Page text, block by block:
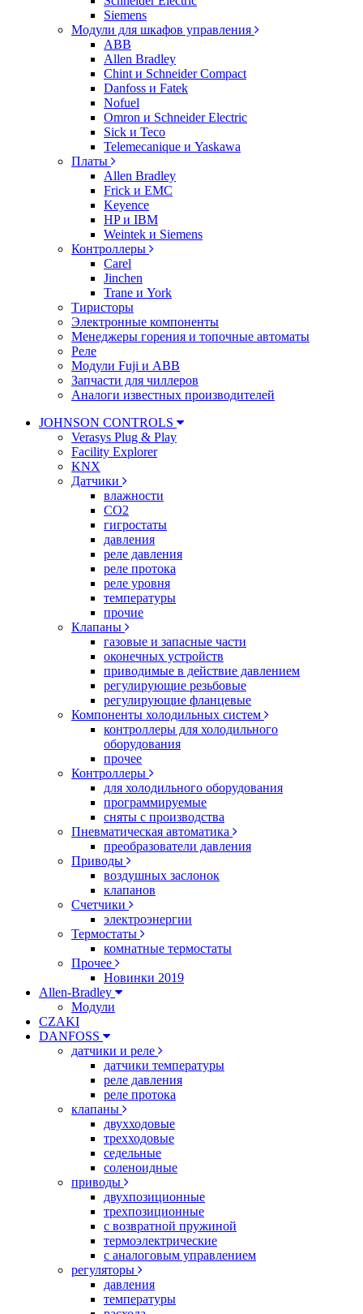
Siemens
Модули для шкафов управления
ABB
Allen Bradley
Chint и Schneider Compact
Danfoss и Fatek
Nofuel
Omron и Schneider Electric
Sick и Teco
Telemecanique и Yaskawa
Платы
Allen Bradley
Frick и EMC
Keyence
HP и IBM
Weintek и Siemens
Контроллеры
Carel
Jinchen
Trane и York
Тиристоры
Электронные компоненты
Менеджеры горения и топочные автоматы
Реле
Модули Fuji и ABB
Запчасти для чиллеров
Аналоги известных производителей
JOHNSON CONTROLS
Verasys Plug & Play
Facility Explorer
KNX
Датчики
влажности
CO2
гигростаты
давления
реле давления
реле протока
реле уровня
температуры
прочие
Клапаны
газовые и запасные части
оконечных устройств
приводимые в действие давлением
регулирующие резьбовые
регулирующие фланцевые
Компоненты холодильных систем
контроллеры для холодильного
оборудования
прочее
Контроллеры
для холодильного оборудования
программируемые
сняты с производства
Пневматическая автоматика
преобразователи давления
Приводы
воздушных заслонок
клапанов
Счетчики
электроэнергии
Термостаты
комнатные термостаты
Прочее
Новинки 2019
Allen-Bradley
Модули
CZAKI
DANFOSS
датчики и реле
датчики температуры
реле давления
реле протока
клапаны
двухходовые
трехходовые
седельные
соленоидные
приводы
двухпозиционные
трехпозиционные
с возвратной пружиной
термоэлектрические
с аналоговым управлением
регуляторы
давления
температуры